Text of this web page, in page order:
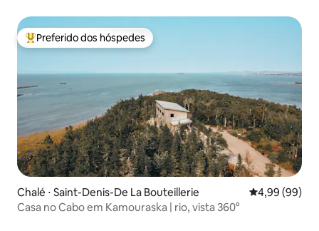
Entre os melhores preferidos dos hóspedes
Preferido dos hóspedes
Chalé ⋅ Saint-Denis-De La Bouteillerie 4,99 de uma
4,99 (99)
Casa no Cabo em Kamouraska | rio, vista 360°